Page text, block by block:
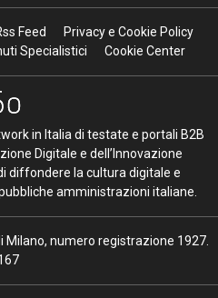
Feed
Privacy e Cookie Policy
Specialistici
Cookie Center
in Italia di testate e portali B2B
Digitale e dell’Innovazione
diffondere la cultura digitale e
amministrazioni italiane.
numero registrazione 1927.